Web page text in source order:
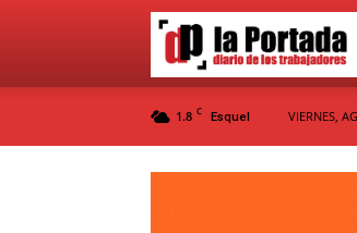
1.8 C Esquel VIERNES,